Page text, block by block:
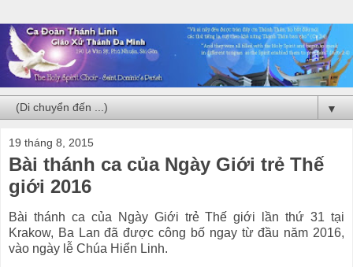
▼
19 tháng 8, 2015
Bài thánh ca của Ngày Giới trẻ Thế
giới 2016
Bài thánh ca của Ngày Giới trẻ Thế giới lần thứ 31 tại
Krakow, Ba Lan đã được công bố ngay từ đầu năm 2016,
vào ngày lễ Chúa Hiển Linh.